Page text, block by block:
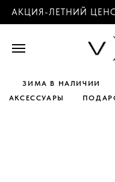
АКЦИЯ-ЛЕТНИЙ
ЗИМА В НАЛИЧИИ
АКСЕССУАРЫ